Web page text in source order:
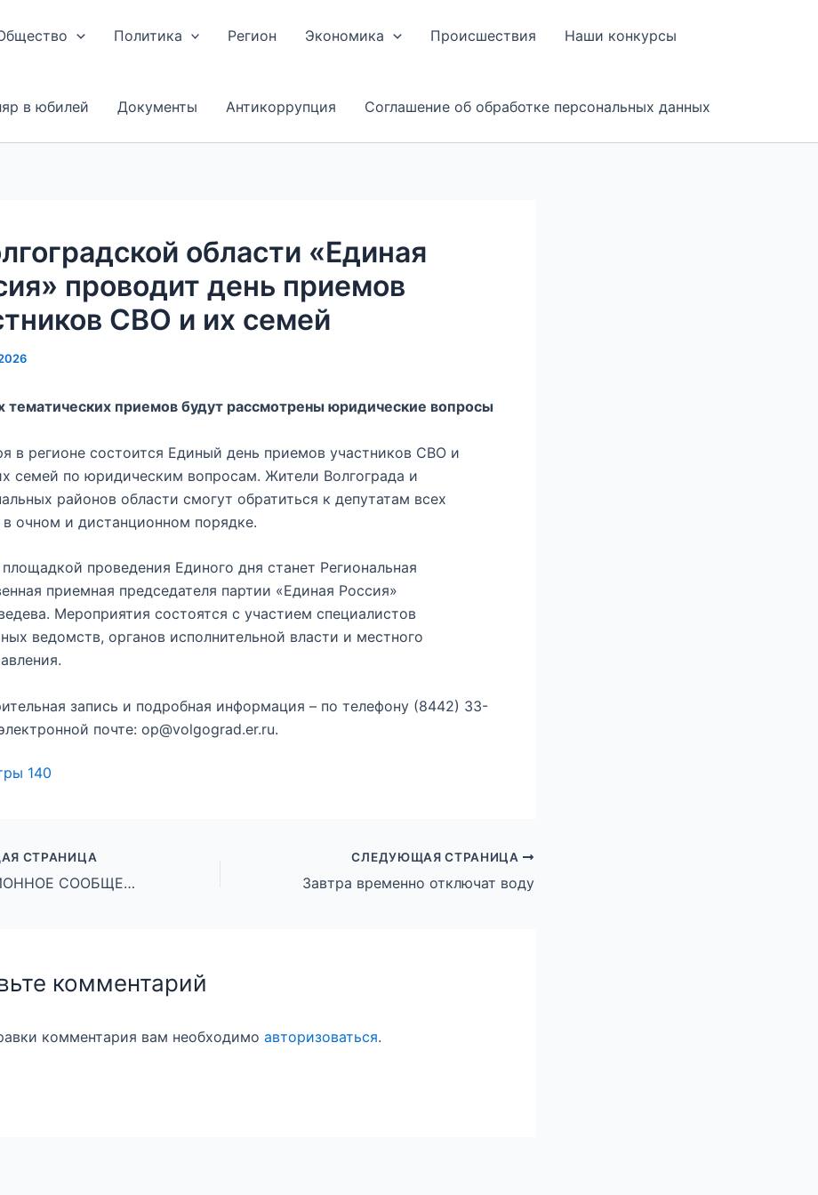
Политика Регион Экономика Происшествия Наши конкурсы
в юбилей Документы Антикоррупция Соглашение об обработке персональных данных
области «Единая
проводит день приемов
СВО и их семей
тематических приемов будут рассмотрены юридические вопросы
в регионе состоится Единый день приемов участников СВО и
семей по юридическим вопросам. Жители Волгограда и
районов области смогут обратиться к депутатам всех
в очном и дистанционном порядке.
проведения Единого дня станет Региональная
приемная председателя партии «Единая Россия»
Мероприятия состоятся с участием специалистов
ведомств, органов исполнительной власти и местного
запись и подробная информация – по телефону (8442) 33-
почте: op@volgograd.er.ru.
140
СТРАНИЦА
ИНФОРМАЦИОННОЕ СООБЩЕНИЕ О ВОЗМОЖНОСТИ ПРЕДОСТАВЛЕНИЯ ЗЕМЕЛЬНЫХ УЧАСТКОВ НА ПРАВЕ АРЕНДЫ
СЛЕДУЮЩАЯ СТРАНИЦА
Завтра временно отключат воду
комментарий
комментария вам необходимо авторизоваться.